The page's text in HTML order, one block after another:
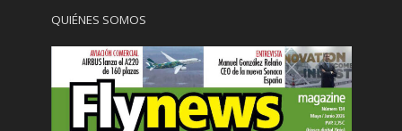
QUIÉNES SOMOS